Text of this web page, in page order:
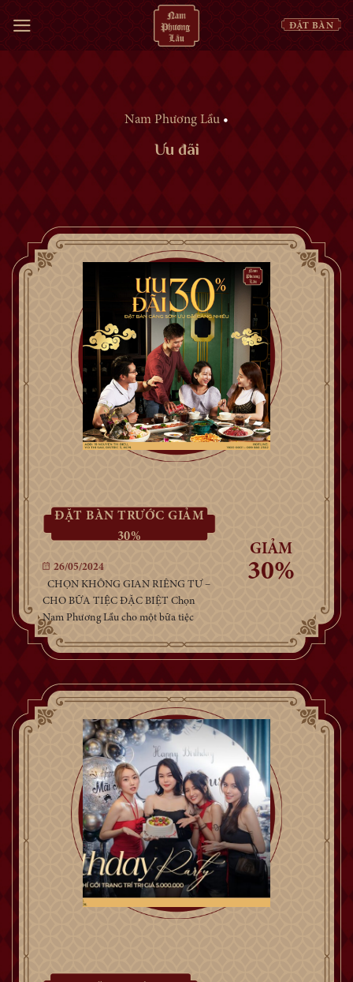
Skip
to
content
ĐẶT BÀN
Nam Phương Lầu •
Ưu đãi
ĐẶT BÀN TRƯỚC GIẢM
30%
26/05/2024
CHỌN KHÔNG GIAN RIÊNG TƯ –
CHO BỮA TIỆC ĐẶC BIỆT Chọn
Nam Phương Lầu cho một bữa tiệc
riêng tư và thư thái, dành tặng ưu đãi
lên đến 30% cho khách đặt bàn trước
Dương trong từng đường nét của nhà
hàng, Nam Phương Lầu…
GIẢM
30%